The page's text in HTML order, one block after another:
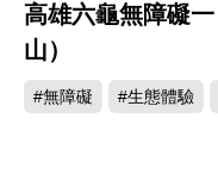
高雄六龜無障礙
山）
#無障礙 #生態體驗